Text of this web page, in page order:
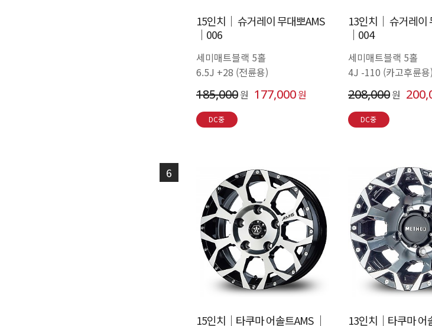
15인치│ 슈거레이 무대뽀AMS
│006
세미매트블랙 5홀
6.5J +28 (전륜용)
185,000원 177,000원
DC중
13인치│ 슈거레이
│004
세미매트블랙 5홀
4J -110 (카고후륜용)
208,000원
DC중
6
15인치│타쿠마 어솔트AMS │
13인치│타쿠마 어